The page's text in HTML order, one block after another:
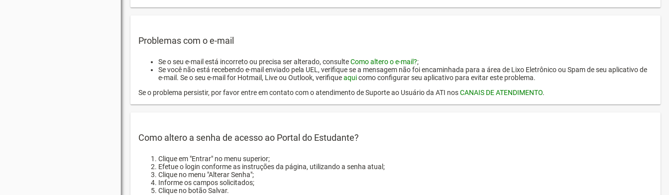
Problemas com o e-mail
Se o seu e-mail está incorreto ou precisa ser alterado, consulteComo altero o e-mail?;
Se você não está recebendo e-mail enviado pela UEL, verifique se a mensagem não foi encaminhada para a área de Lixo Eletrônico ou Spam de seu aplicativo de
e-mail. Se o seu e-mail for Hotmail, Live ou Outlook, verifiqueaquicomo configurar seu aplicativo para evitar este problema.
Se o problema persistir, por favor entre em contato com o atendimento de Suporte ao Usuário da ATI nosCANAIS DE ATENDIMENTO.
Como altero a senha de acesso ao Portal do Estudante?
Clique em "Entrar" no menu superior;
Efetue o login conforme as instruções da página, utilizando a senha atual;
Clique no menu "Alterar Senha";
Informe os campos solicitados;
Clique no botão Salvar.